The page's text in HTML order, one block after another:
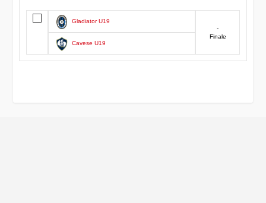
Gladiator U19
Cavese U19
-
Finale